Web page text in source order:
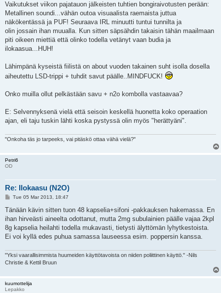
Vaikutukset viikon pajatauon jälkeisten tuhtien bongiraivotusten perään:
Metallinen soundi...vähän outoa visuaalista raemaista juttua
näkökentässä ja PUF! Seuraava IRL minuutti tuntui tunnilta ja
olin jossain ihan muualla. Kun sitten säpsähdin takaisin tähän maailmaan
piti oikeen miettiä että olinko todella vetänyt vaan budia ja
ilokaasua...HUH!
Lähimpänä kyseistä fiilistä on about vuoden takainen suht isolla dosella
aiheutettu LSD-trippi + tuhdit savut päälle..MINDFUCK!
Onko muilla ollut pelkästään savu + n2o kombolla vastaavaa?
E: Selvennyksenä vielä että seisoin keskellä huonetta koko operaation
ajan, eli taju tuskin lähti koska pystyssä olin myös "herättyäni".
"Onkoha täs jo tarpeeks, vai pitäskö ottaa vähä vielä?"
Petri6
OD
Re: Ilokaasu (N2O)
P
s
Tue 05 Mar 2013, 18:47
Tänään kävin sitten tuon 48 kapselia+sifoni -pakkauksen hakemassa. En
ihan hirveästi aineelta odottanut, mutta 2mg subulainien päälle vajaa 2kpl
8g kapselia heilahti todella mukavasti, tietysti älyttömän lyhytkestoista.
Ei voi kyllä edes puhua samassa lauseessa esim. poppersin kanssa.
"Yksi vaarallisimmista huumeiden käyttötavoista on niiden poliittinen käyttö." -Nils
Christie & Kettil Bruun
kuumottelija
Lepakko